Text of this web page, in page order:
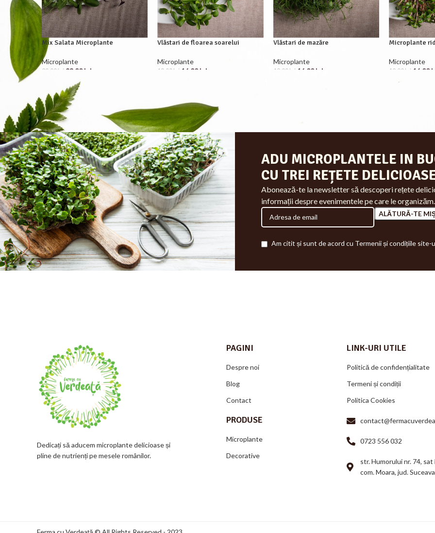
Mix Salata Microplante
Microplante
30.00 lei 23.00 lei
ADD TO CART
Vlăstari de floarea soarelui
Microplante
19.00 lei 16.00 lei
Vlăstari de mazăre
Microplante
19.00 lei 16.00 lei
Microplante
Microplante
19.00 lei 16.00
ADD TO CART
ADU MICROPLANTELE IN
CU TREI REȚETE
Abonează-te la newsletter să descoperi rețete
informații despre evenimentele pe care le organizăm.
Am citit și sunt de acord cu Termenii și condițiile site-
Dedicați să aducem microplante delicioase și
pline de nutrienți pe mesele românilor.
PAGINI
Despre noi
Blog
Contact
PRODUSE
Microplante
Decorative
LINK-URI UTILE
Politică de confidențialitate
Termeni și condiții
Politica Cookies
0723 556 032
str. Humorului nr. 74, sat
com. Moara, jud.